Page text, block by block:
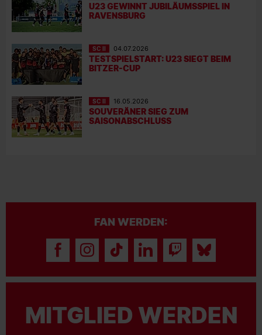
U23 GEWINNT JUBILÄUMSSPIEL IN
RAVENSBURG
SC II 04.07.2026
TESTSPIELSTART: U23 SIEGT BEIM
BITZER-CUP
SC II 16.05.2026
SOUVERÄNER SIEG ZUM
SAISONABSCHLUSS
FAN WERDEN:
MITGLIED WERDEN